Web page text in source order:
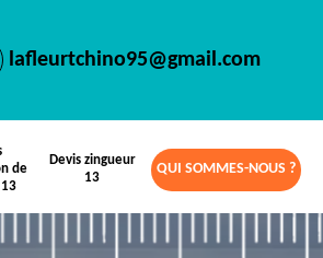
lafleurtchino95@gmail.com
de
Devis zingueur
13
QUI SOMMES-NOUS ?